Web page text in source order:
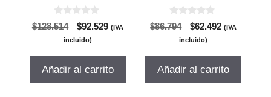
0
d
$128.514
El
precio
era:
$92.529El(IVA
incluido)
Añadir al carrito
0
d
$86.794
El
precio
era:
$62.492El(IVA
incluido)
Añadir al carrito